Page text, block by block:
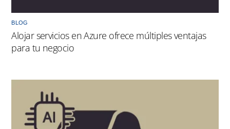
BLOG
Alojar servicios en Azure ofrece múltiples ventajas
para tu negocio